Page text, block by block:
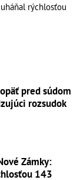
rýchlosťou
pred súdom
rozsudok
Zámky:
143